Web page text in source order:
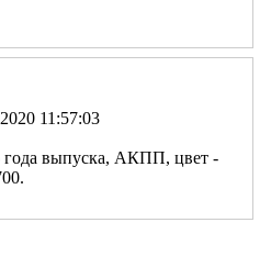
11:57:03
выпуска, АКПП, цвет -